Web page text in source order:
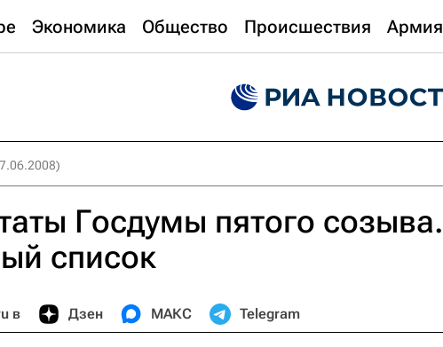
Экономика Общество Происшествия Армия
Госдумы пятого созыва.
список
в Дзен МАКС Telegram